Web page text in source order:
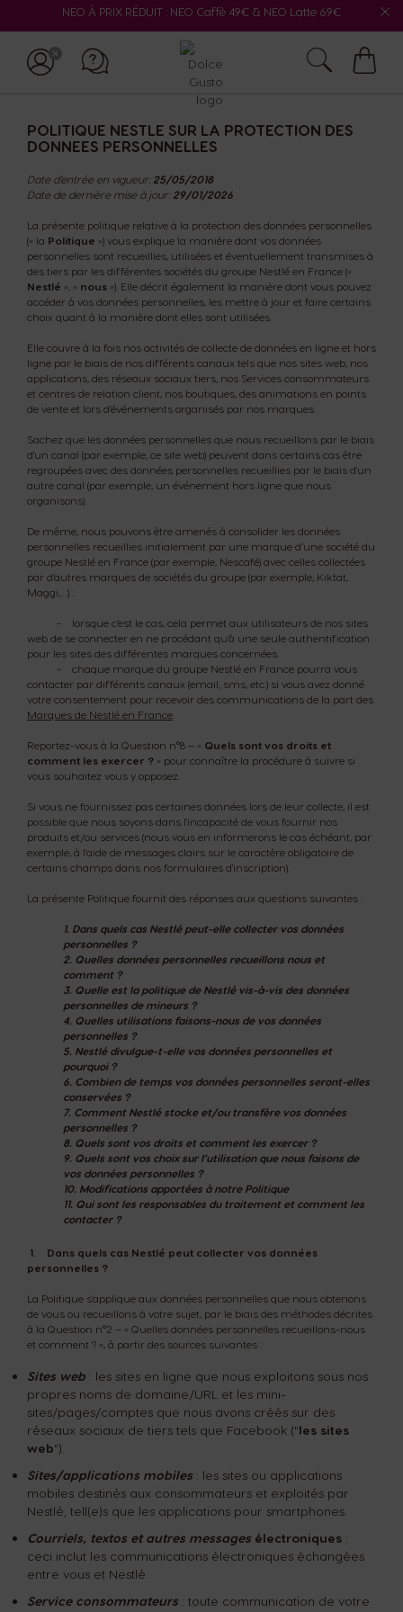
NEO À PRIX RÉDUIT : NEO Caffè 49€ & NEO Latte 69€
POLITIQUE NESTLE SUR LA PROTECTION DES
DONNEES PERSONNELLES
Date d’entrée en vigueur: 25/05/2018
Date de dernière mise à jour: 29/01/2026
La présente politique relative à la protection des données personnelles
(« la Politique ») vous explique la manière dont vos données
personnelles sont recueillies, utilisées et éventuellement transmises à
des tiers par les différentes sociétés du groupe Nestlé en France («
Nestlé », « nous »). Elle décrit également la manière dont vous pouvez
accéder à vos données personnelles, les mettre à jour et faire certains
choix quant à la manière dont elles sont utilisées.
Elle couvre à la fois nos activités de collecte de données en ligne et hors
ligne par le biais de nos différents canaux tels que nos sites web, nos
applications, des réseaux sociaux tiers, nos Services consommateurs
et centres de relation client, nos boutiques, des animations en points
de vente et lors d’événements organisés par nos marques.
Sachez que les données personnelles que nous recueillons par le biais
d'un canal (par exemple, ce site web) peuvent dans certains cas être
regroupées avec des données personnelles recueillies par le biais d'un
autre canal (par exemple, un événement hors ligne que nous
organisons).
De même, nous pouvons être amenés à consolider les données
personnelles recueillies initialement par une marque d’une société du
groupe Nestlé en France (par exemple, Nescafé) avec celles collectées
par d’autres marques de sociétés du groupe (par exemple, Kiktat,
Maggi,…) :
- lorsque c’est le cas, cela permet aux utilisateurs de nos sites
web de se connecter en ne procédant qu’à une seule authentification
pour les sites des différentes marques concernées.
- chaque marque du groupe Nestlé en France pourra vous
contacter par différents canaux (email, sms, etc.) si vous avez donné
votre consentement pour recevoir des communications de la part des
Marques de Nestlé en France
Reportez-vous à la Question n°8 – « Quels sont vos droits et
comment les exercer ? » pour connaître la procédure à suivre si
vous souhaitez vous y opposez.
Si vous ne fournissez pas certaines données lors de leur collecte, il est
possible que nous soyons dans l'incapacité de vous fournir nos
produits et/ou services (nous vous en informerons le cas échéant, par
exemple, à l'aide de messages clairs sur le caractère obligatoire de
certains champs dans nos formulaires d'inscription).
La présente Politique fournit des réponses aux questions suivantes :
1. Dans quels cas Nestlé peut-elle collecter vos données
personnelles ?
2. Quelles données personnelles recueillons nous et
comment ?
3. Quelle est la politique de Nestlé vis-à-vis des données
personnelles de mineurs ?
4. Quelles utilisations faisons-nous de vos données
personnelles ?
5. Nestlé divulgue-t-elle vos données personnelles et
pourquoi ?
6. Combien de temps vos données personnelles seront-elles
conservées ?
7. Comment Nestlé stocke et/ou transfère vos données
personnelles ?
8. Quels sont vos droits et comment les exercer ?
9. Quels sont vos choix sur l’utilisation que nous faisons de
vos données personnelles ?
10. Modifications apportées à notre Politique
11. Qui sont les responsables du traitement et comment les
contacter ?
1. Dans quels cas Nestlé peut collecter vos données
personnelles ?
La Politique s'applique aux données personnelles que nous obtenons
de vous ou recueillons à votre sujet, par le biais des méthodes décrites
à la Question n°2 – « Quelles données personnelles recueillons-nous
et comment ? », à partir des sources suivantes :
Sites web : les sites en ligne que nous exploitons sous nos
propres noms de domaine/URL et les mini-
sites/pages/comptes que nous avons créés sur des
réseaux sociaux de tiers tels que Facebook ("les sites
web").
Sites/applications mobiles : les sites ou applications
mobiles destinés aux consommateurs et exploités par
Nestlé, tell(e)s que les applications pour smartphones.
Courriels, textos et autres messages électroniques :
ceci inclut les communications électroniques échangées
entre vous et Nestlé.
Service consommateurs : toute communication de votre